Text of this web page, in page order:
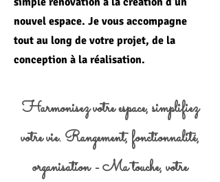
nouvel espace. Je vous accompagne
tout au long de votre projet, de la
conception à la réalisation.
Harmonisez votre espace, simplifiez
votre vie. Rangement, fonctionnalité,
organisation - Ma touche, votre